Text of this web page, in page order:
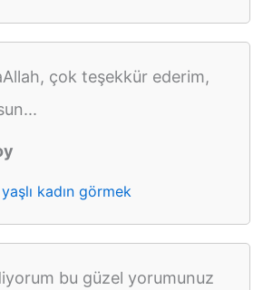
çok teşekkür ederim,
kadın görmek
bu güzel yorumunuz